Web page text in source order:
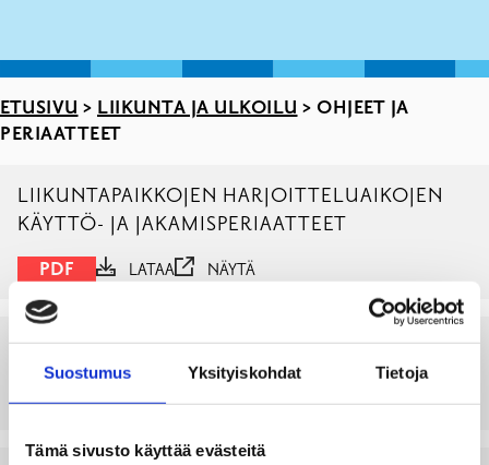
Suostumus Yksityiskohdat Tietoja
Tämä sivusto käyttää evästeitä
ETUSIVU > LIIKUNTA JA ULKOILU > OHJEET JA
PERIAATTEET
LIIKUNTAPAIKKOJEN HARJOITTELUAIKOJEN
KÄYTTÖ- JA JAKAMISPERIAATTEET
PDF LATAA NÄYTÄ
TOIMINTA-AVUSTUKSEN JAKOPERUSTEET
LADDA NER